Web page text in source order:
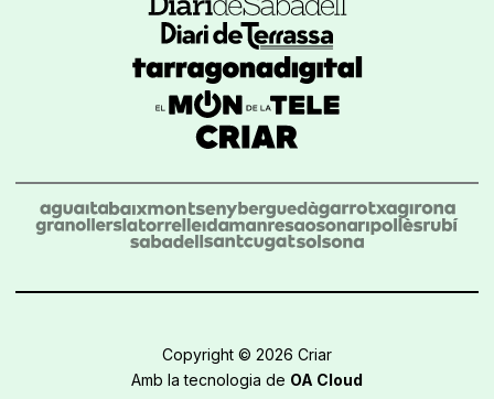
Copyright © 2026 Criar
Amb la tecnologia de OA Cloud